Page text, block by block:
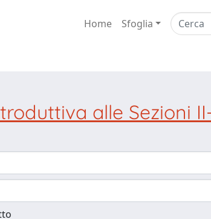
Home Sfoglia
alle Sezioni